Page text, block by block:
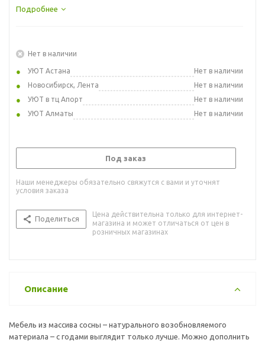
Подробнее
Нет в наличии
УЮТ Астана
Нет в наличии
Новосибирск, Лента
Нет в наличии
УЮТ в тц Апорт
Нет в наличии
УЮТ Алматы
Нет в наличии
Под заказ
Наши менеджеры обязательно свяжутся с вами и уточнят
условия заказа
Поделиться
Цена действительна только для интернет-
магазина и может отличаться от цен в
розничных магазинах
Описание
Мебель из массива сосны – натурального возобновляемого
материала – с годами выглядит только лучше. Можно дополнить